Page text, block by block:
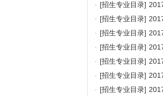
· [招生专业目录]
· [招生专业目录]
· [招生专业目录]
· [招生专业目录]
· [招生专业目录]
· [招生专业目录]
· [招生专业目录]